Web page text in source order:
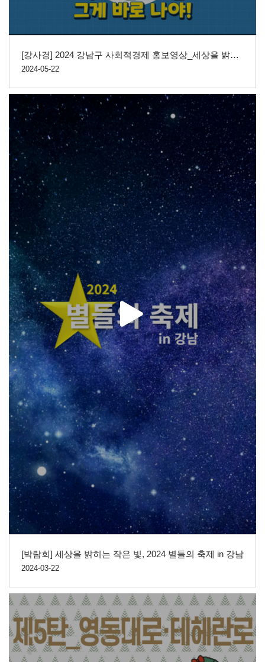
[강사경] 2024 강남구 사회적경제 홍보영상_세상을 밝히는 빛, 우리 곁에 사회적경제
2024-05-22
[박람회] 세상을 밝히는 작은 빛, 2024 별들의 축제 in 강남
2024-03-22